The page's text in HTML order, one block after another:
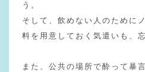
う。
そして、飲めない人のために
料を用意しておく気遣いも、
また、公共の場所で酔って暴